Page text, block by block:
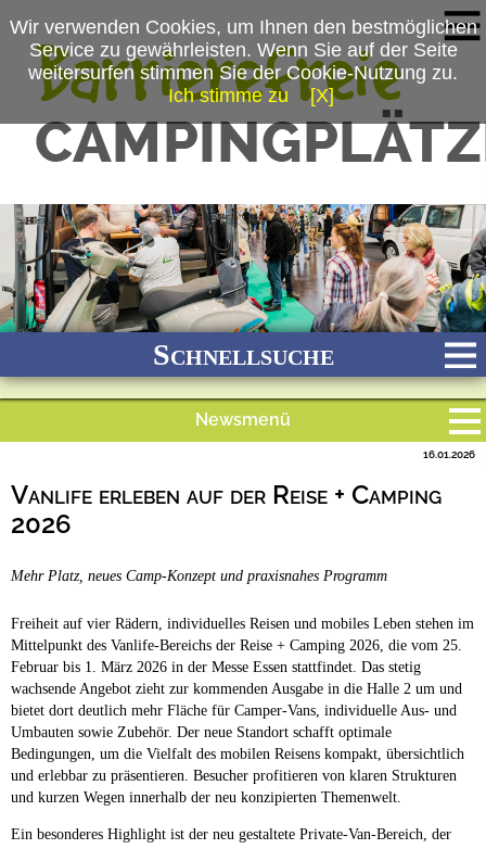
(c) Armin Huber/©MESSE ESSEN GmbH
Schnellsuche
Newsmenü
Campingplätze
Vanlife erleben auf der Reise + Camping
2026
16.01.2026
Mehr Platz, neues Camp-Konzept und praxisnahes Programm
Freiheit auf vier Rädern, individuelles Reisen und mobiles Leben stehen im
Mittelpunkt des Vanlife-Bereichs der Reise + Camping 2026, die vom 25.
Februar bis 1. März 2026 in der Messe Essen stattfindet. Das stetig
wachsende Angebot zieht zur kommenden Ausgabe in die Halle 2 um und
bietet dort deutlich mehr Fläche für Camper-Vans, individuelle Aus- und
Umbauten sowie Zubehör. Der neue Standort schafft optimale
Bedingungen, um die Vielfalt des mobilen Reisens kompakt, übersichtlich
und erlebbar zu präsentieren. Besucher profitieren von klaren Strukturen
und kurzen Wegen innerhalb der neu konzipierten Themenwelt.
Ein besonderes Highlight ist der neu gestaltete Private-Van-Bereich, der
Wir verwenden Cookies, um Ihnen den bestmöglichen
Service zu gewährleisten. Wenn Sie auf der Seite
weitersurfen stimmen Sie der Cookie-Nutzung zu.
Ich stimme zu
[X]